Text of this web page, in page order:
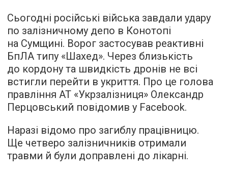
Сьогодні російські війська завдали удару
по залізничному депо в Конотопі
на Сумщині. Ворог застосував реактивні
БпЛА типу «Шахед». Через близькість
до кордону та швидкість дронів не всі
встигли перейти в укриття. Про це голова
правління АТ «Укрзалізниця» Олександр
Перцовський повідомив у Facebook.
Наразі відомо про загиблу працівницю.
Ще четверо залізничників отримали
травми й були доправлені до лікарні.